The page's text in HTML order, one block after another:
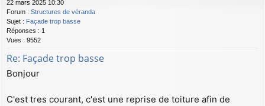
22 mars 2025 10:30
Forum : Structures de véranda
Sujet : Façade trop basse
Réponses : 1
Vues : 9552
Re: Façade trop basse
Bonjour
C'est tres courant, c'est une reprise de toiture afin de